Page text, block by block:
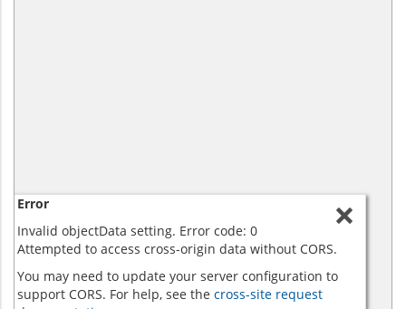
Error
Invalid objectData setting. Error code: 0
Attempted to access cross-origin data without CORS.
You may need to update your server configuration to
support CORS. For help, see the cross-site request